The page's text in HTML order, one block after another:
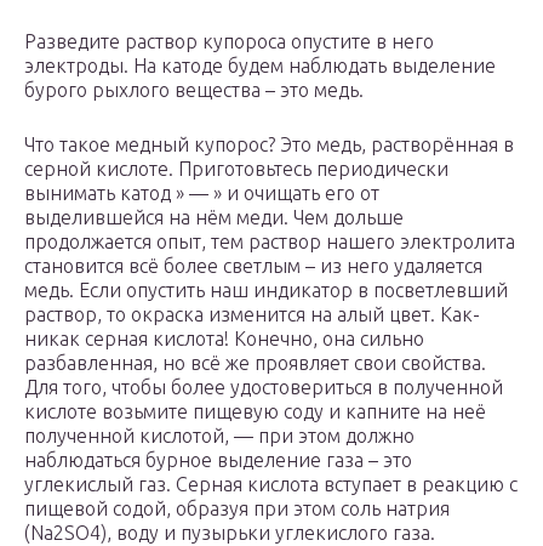
Разведите раствор купороса опустите в него
электроды. На катоде будем наблюдать выделение
бурого рыхлого вещества – это медь.
Что такое медный купорос? Это медь, растворённая в
серной кислоте. Приготовьтесь периодически
вынимать катод » — » и очищать его от
выделившейся на нём меди. Чем дольше
продолжается опыт, тем раствор нашего электролита
становится всё более светлым – из него удаляется
медь. Если опустить наш индикатор в посветлевший
раствор, то окраска изменится на алый цвет. Как-
никак серная кислота! Конечно, она сильно
разбавленная, но всё же проявляет свои свойства.
Для того, чтобы более удостовериться в полученной
кислоте возьмите пищевую соду и капните на неё
полученной кислотой, — при этом должно
наблюдаться бурное выделение газа – это
углекислый газ. Серная кислота вступает в реакцию с
пищевой содой, образуя при этом соль натрия
(Na2SO4), воду и пузырьки углекислого газа.